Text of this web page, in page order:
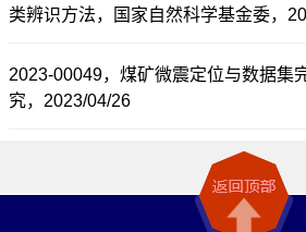
类辨识方法，国家自然科学基金委，
2023-00049，煤矿微震定位与数据集
究，2023/04/26